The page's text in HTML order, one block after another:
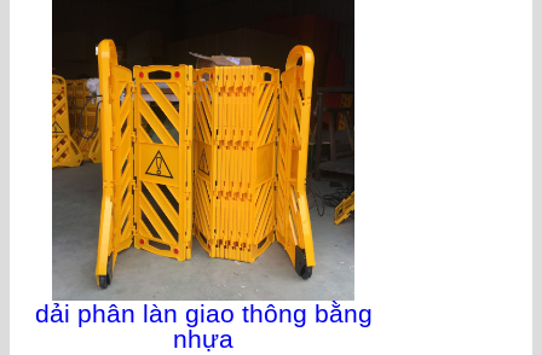
dải phân làn giao thông bằng
nhựa